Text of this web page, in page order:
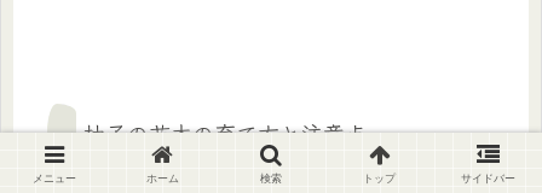
柚子の苗木の育て方と注意点
メニュー ホーム 検索 トップ サイドバー